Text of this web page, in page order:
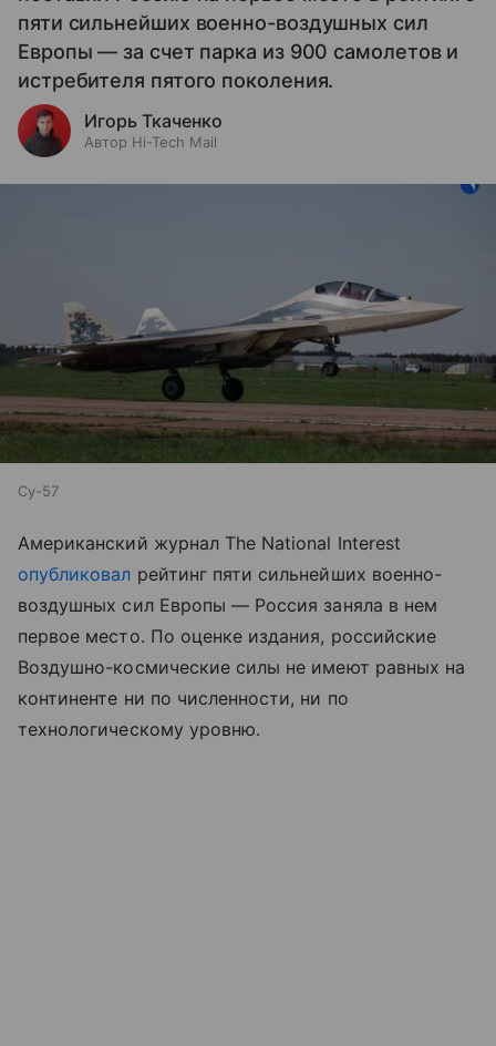
пяти сильнейших военно-воздушных сил
Европы — за счет парка из 900 самолетов и
истребителя пятого поколения.
Игорь Ткаченко
Автор Hi-Tech Mail
Су-57
Американский журнал The National Interest
опубликовал рейтинг пяти сильнейших военно-
воздушных сил Европы — Россия заняла в нем
первое место. По оценке издания, российские
Воздушно-космические силы не имеют равных на
континенте ни по численности, ни по
технологическому уровню.